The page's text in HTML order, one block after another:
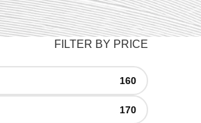
FILTER BY PRICE